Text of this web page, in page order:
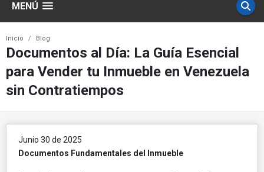
MENÚ
Inicio Blog
Documentos al Día: La Guía Esencial
para Vender tu Inmueble en Venezuela
sin Contratiempos
Junio 30 de 2025
Documentos Fundamentales del Inmueble